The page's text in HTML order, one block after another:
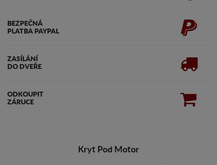
BEZPEČNÁ
PLATBA PAYPAL
ZASÍLÁNÍ
DO DVEŘE
ODKOUPIT
ZÁRUCE
Kryt Pod Motor